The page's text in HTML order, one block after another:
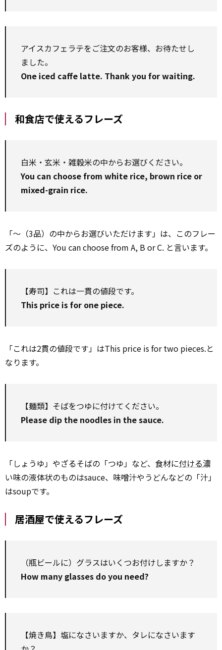
アイスカフェラテをご注文のお客様、お待たせし
ました。
One iced caffe latte. Thank you for waiting.
和食店で使えるフレーズ
白米・玄米・雑穀米の中からお選びください。
You can choose from white rice, brown rice or
mixed-grain rice.
「～（3品）の中からお選びいただけます」は、このフレー
ズのように、You can choose from A, B or C. と言います。
【寿司】これは一貫の値段です。
This price is for one piece.
「これは2貫の値段です」はThis price is for two pieces.と
なります。
【麺類】そばをつゆに付けてください。
Please dip the noodles in the sauce.
「しょうゆ」やざるそばの「つゆ」など、食材に付ける濃
い味の液体状のものはsauce、味噌汁やうどんなどの「汁」
はsoupです。
居酒屋で使えるフレーズ
（瓶ビールに）グラスはいくつお付けしますか？
How many glasses do you need?
【焼き鳥】塩になさいますか、タレになさいます